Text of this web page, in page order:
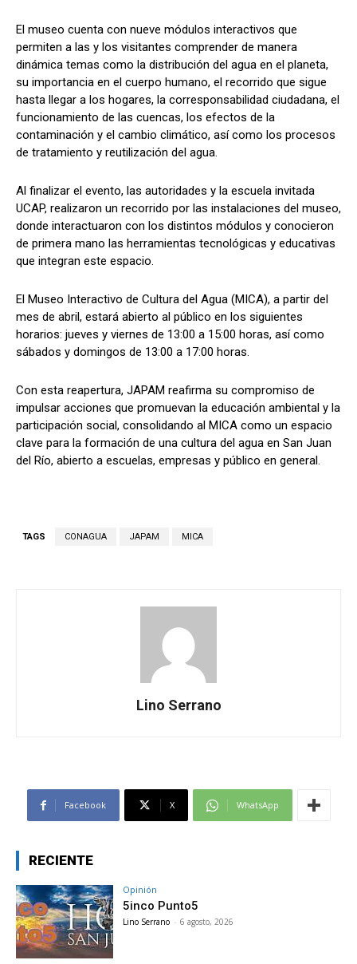
El museo cuenta con nueve módulos interactivos que
permiten a las y los visitantes comprender de manera
dinámica temas como la distribución del agua en el planeta,
su importancia en el cuerpo humano, el recorrido que sigue
hasta llegar a los hogares, la corresponsabilidad ciudadana, el
funcionamiento de las cuencas, los efectos de la
contaminación y el cambio climático, así como los procesos
de tratamiento y reutilización del agua.
Al finalizar el evento, las autoridades y la escuela invitada
UCAP, realizaron un recorrido por las instalaciones del museo,
donde interactuaron con los distintos módulos y conocieron
de primera mano las herramientas tecnológicas y educativas
que integran este espacio.
El Museo Interactivo de Cultura del Agua (MICA), a partir del
mes de abril, estará abierto al público en los siguientes
horarios: jueves y viernes de 13:00 a 15:00 horas, así como
sábados y domingos de 13:00 a 17:00 horas.
Con esta reapertura, JAPAM reafirma su compromiso de
impulsar acciones que promuevan la educación ambiental y la
participación social, consolidando al MICA como un espacio
clave para la formación de una cultura del agua en San Juan
del Río, abierto a escuelas, empresas y público en general.
TAGS CONAGUA JAPAM MICA
Lino Serrano
Facebook X WhatsApp
RECIENTE
Opinión
5inco Punto5
Lino Serrano - 6 agosto, 2026